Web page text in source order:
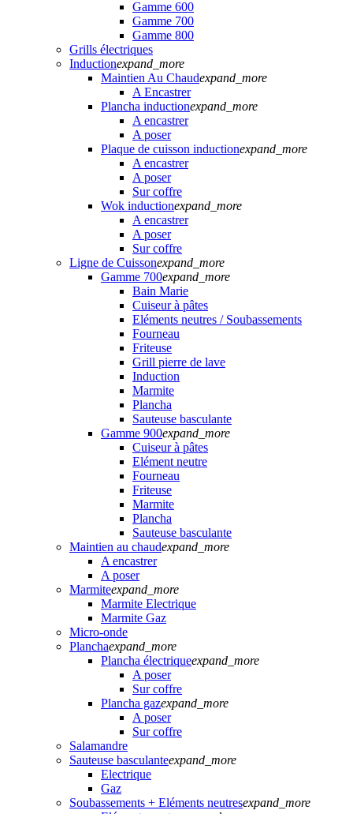
Gamme 600
Gamme 700
Gamme 800
Grills électriques
Inductionexpand_more
Maintien Au Chaudexpand_more
A Encastrer
Plancha inductionexpand_more
A encastrer
A poser
Plaque de cuisson inductionexpand_more
A encastrer
A poser
Sur coffre
Wok inductionexpand_more
A encastrer
A poser
Sur coffre
Ligne de Cuissonexpand_more
Gamme 700expand_more
Bain Marie
Cuiseur à pâtes
Eléments neutres / Soubassements
Fourneau
Friteuse
Grill pierre de lave
Induction
Marmite
Plancha
Sauteuse basculante
Gamme 900expand_more
Cuiseur à pâtes
Elément neutre
Fourneau
Friteuse
Marmite
Plancha
Sauteuse basculante
Maintien au chaudexpand_more
A encastrer
A poser
Marmiteexpand_more
Marmite Electrique
Marmite Gaz
Micro-onde
Planchaexpand_more
Plancha électriqueexpand_more
A poser
Sur coffre
Plancha gazexpand_more
A poser
Sur coffre
Salamandre
Sauteuse basculanteexpand_more
Electrique
Gaz
Soubassements + Eléments neutresexpand_more